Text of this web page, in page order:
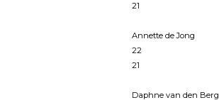
21
Annette de Jong
22
21
Daphne van den Berg